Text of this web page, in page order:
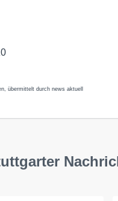
übermittelt durch news aktuell